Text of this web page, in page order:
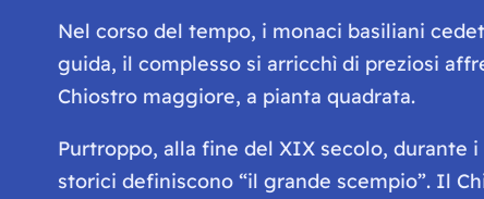
Nel corso del tempo, i monaci basiliani
guida, il complesso si arricchì di preziosi
Chiostro maggiore, a pianta quadrata.
Purtroppo, alla fine del XIX secolo, durante
storici definiscono “il grande scempio”. Il